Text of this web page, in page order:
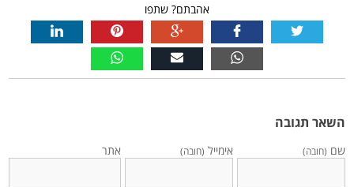
אהבתם? שתפו
השאר תגובה
שם (חובה) אימייל (חובה) אתר